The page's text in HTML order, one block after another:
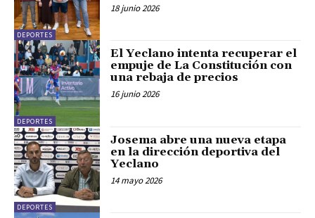
DEPORTES
18 junio 2026
DEPORTES
El Yeclano intenta recuperar el
empuje de La Constitución con
una rebaja de precios
16 junio 2026
DEPORTES
Josema abre una nueva etapa
en la dirección deportiva del
Yeclano
14 mayo 2026